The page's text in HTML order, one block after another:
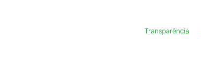
Transparência